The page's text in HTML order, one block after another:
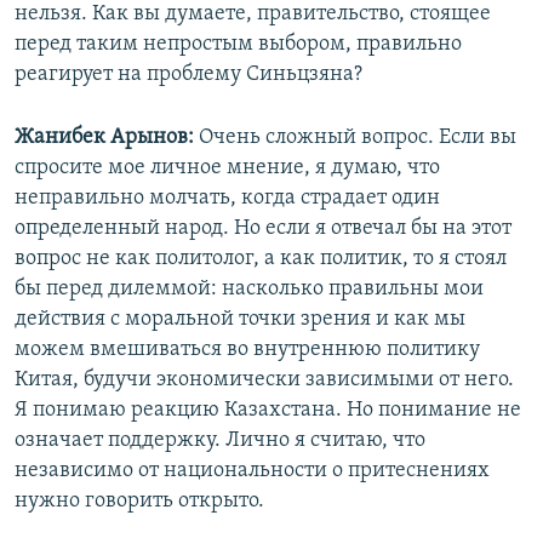
нельзя. Как вы думаете, правительство, стоящее
перед таким непростым выбором, правильно
реагирует на проблему Синьцзяна?
Жанибек Арынов: Очень сложный вопрос. Если вы
спросите мое личное мнение, я думаю, что
неправильно молчать, когда страдает один
определенный народ. Но если я отвечал бы на этот
вопрос не как политолог, а как политик, то я стоял
бы перед дилеммой: насколько правильны мои
действия с моральной точки зрения и как мы
можем вмешиваться во внутреннюю политику
Китая, будучи экономически зависимыми от него.
Я понимаю реакцию Казахстана. Но понимание не
означает поддержку. Лично я считаю, что
независимо от национальности о притеснениях
нужно говорить открыто.